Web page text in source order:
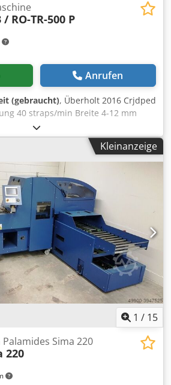
/ RO-TR-500 P
Anrufen
(gebraucht), Überholt 2016 Crjdped
40 straps/min Breite 4-12 mm
mm Kernlänge 190 mm
Kleinanzeige
1 / 15
Sima 220
220